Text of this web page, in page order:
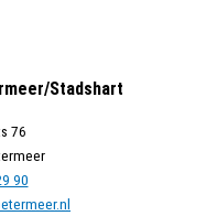
Stadshart
76
90